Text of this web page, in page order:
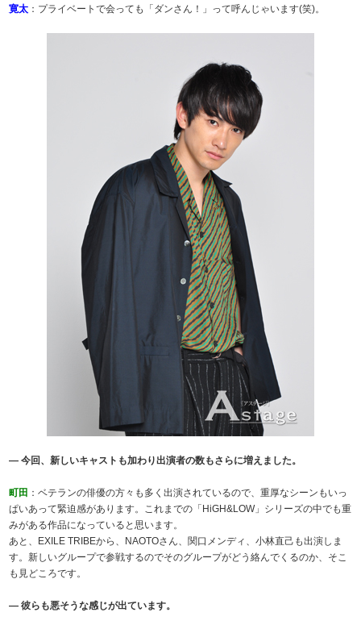
寛太 ：プライベートで会っても「ダンさん！」って呼んじゃいます(笑)。
― 今回、新しいキャストも加わり出演者の数もさらに増えました。
町田 ：ベテランの俳優の方々も多く出演されているので、重厚なシーンもいっ
ぱいあって緊迫感があります。これまでの「HiGH&LOW」シリーズの中でも重
みがある作品になっていると思います。
あと、EXILE TRIBEから、NAOTOさん、関口メンディ、小林直己も出演しま
す。新しいグループで参戦するのでそのグループがどう絡んでくるのか、そこ
も見どころです。
― 彼らも悪そうな感じが出ています。